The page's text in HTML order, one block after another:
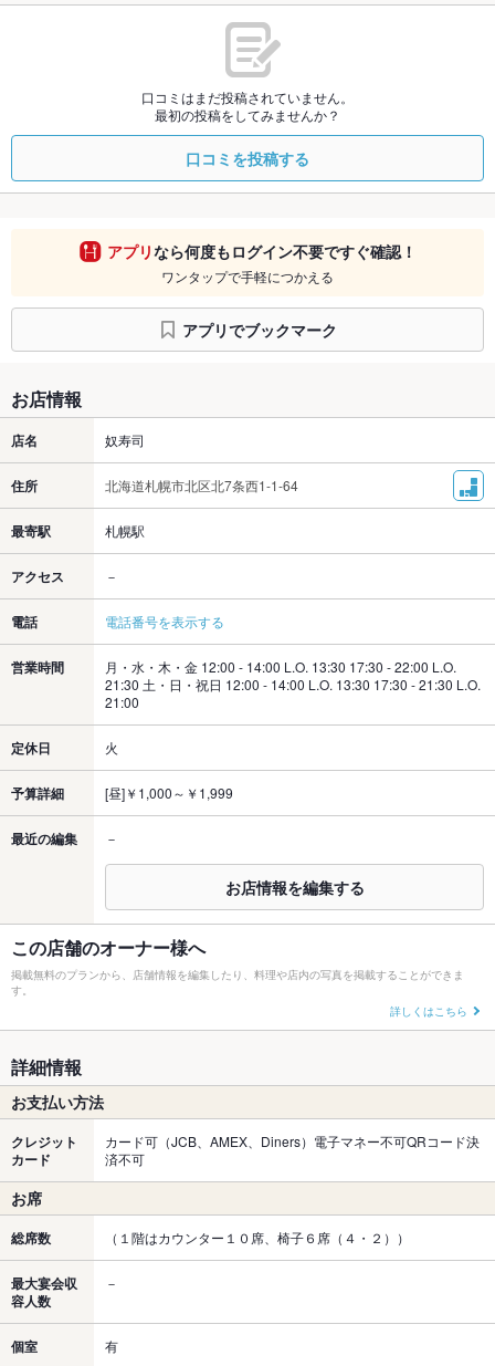
口コミはまだ投稿されていません。
最初の投稿をしてみませんか？
口コミを投稿する
アプリなら何度もログイン不要ですぐ確認！
ワンタップで手軽につかえる
アプリでブックマーク
お店情報
店名 奴寿司
住所 北海道札幌市北区北7条西1-1-64
最寄駅 札幌駅
アクセス －
電話 電話番号を表示する
営業時間
月・水・木・金 12:00 - 14:00 L.O. 13:30 17:30 - 22:00 L.O.
21:30 土・日・祝日 12:00 - 14:00 L.O. 13:30 17:30 - 21:30 L.O.
21:00
定休日 火
予算詳細 [昼]￥1,000～￥1,999
最近の編集 －
お店情報を編集する
この店舗のオーナー様へ
掲載無料のプランから、店舗情報を編集したり、料理や店内の写真を掲載することができま
す。
詳しくはこちら
詳細情報
お支払い方法
クレジット
カード
カード可（JCB、AMEX、Diners）電子マネー不可QRコード決
済不可
お席
総席数 （１階はカウンター１０席、椅子６席（４・２））
最大宴会収
容人数
－
個室 有